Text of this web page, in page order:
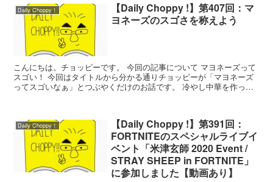
Daily Choppy！
【Daily Choppy !】第407回：マ
ヨネーズのスゴさを称えよう
こんにちは。チョッピーです。 今回の記事について マヨネーズって
スゴい！ 今回はタイトルから分かる通りチョッピーが「マヨネーズ
ってスゴいなぁ」とつぶやくだけのお話です。 冷やし中華を作った
Daily Choppy！
【Daily Choppy !】第391回：
FORTNITEのスペシャルライブイ
ベント「米津玄師 2020 Event /
STRAY SHEEP in FORTNITE」
に参加しました【動画あり】